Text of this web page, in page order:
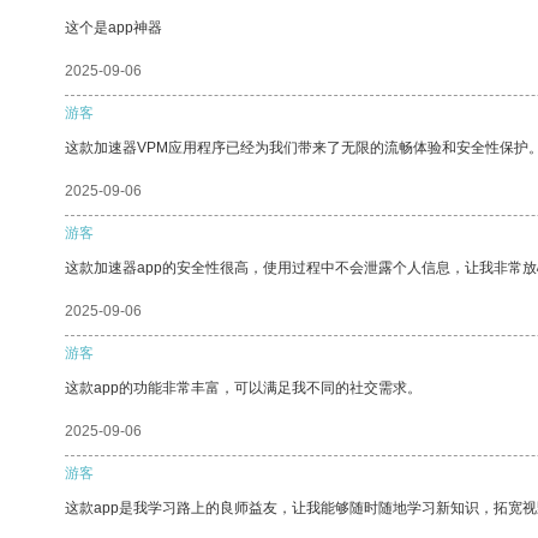
这个是app神器
2025-09-06
游客
这款加速器VPM应用程序已经为我们带来了无限的流畅体验和安全性保护。
2025-09-06
游客
这款加速器app的安全性很高，使用过程中不会泄露个人信息，让我非常放
2025-09-06
游客
这款app的功能非常丰富，可以满足我不同的社交需求。
2025-09-06
游客
这款app是我学习路上的良师益友，让我能够随时随地学习新知识，拓宽视